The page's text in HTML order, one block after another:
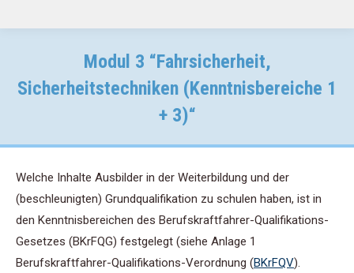
Modul 3 “Fahrsicherheit,
Sicherheitstechniken (Kenntnisbereiche 1
+ 3)“
Welche Inhalte Ausbilder in der Weiterbildung und der
(beschleunigten) Grundqualifikation zu schulen haben, ist in
den Kenntnisbereichen des Berufskraftfahrer-Qualifikations-
Gesetzes (BKrFQG) festgelegt (siehe Anlage 1
Berufskraftfahrer-Qualifikations-Verordnung (BKrFQV).